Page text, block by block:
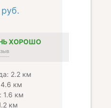
руб.
ХОРОШО
2.2 км
км
1.6 км
км